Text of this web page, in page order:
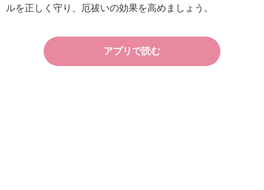
ルを正しく守り、厄祓いの効果を高めましょう。
アプリで読む